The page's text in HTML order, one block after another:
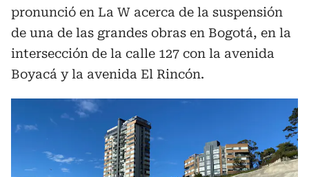
pronunció en La W acerca de la suspensión
de una de las grandes obras en Bogotá, en la
intersección de la calle 127 con la avenida
Boyacá y la avenida El Rincón.